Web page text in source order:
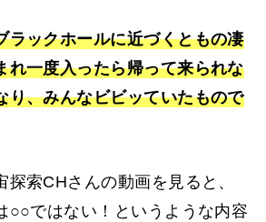
ラックホールに近づくともの凄
れ一度入ったら帰って来られな
り、みんなビビッていたもので
探索CHさんの動画を見ると、
○○ではない！というような内容